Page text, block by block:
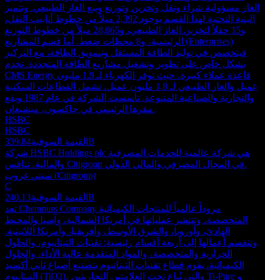
الغاز مسؤولية شراء ونقل وتخزين وتوزيع وبيع الغاز الطبيعي. وتتميز
البنية التحتية لهذا القسم بوجود 2,392 ميلاً من خطوط أنابيب النقل،
و15 حقلاً لتخزين الغاز الطبيعي، و28,065 ميلاً من خطوط التوزيع
الرئيسية، و8 محطات ضغط. أما قسم المشاريع (Enterprises)
فيتخصص في توليد الطاقة المستقل وتسويق الطاقة، مع التركيز
بشكل خاص على تطوير وتشغيل مشاريع الطاقة المتجددة. تخدم
CMS Energy قاعدة عملاء كبيرة، حيث توفر الكهرباء لـ 1.9 مليون
عميل والغاز الطبيعي لـ 1.8 مليون عميل، تشمل القطاعات السكنية
والتجارية والصناعية المتنوعة. تأسست الشركة في عام 1987 ويقع
مقرها الرئيسي في جاكسون، ميشيغان.
HSBC
HSBC
القيمة السوقية 339.84B
شركة HSBC Holdings plc هي شركة عالمية للخدمات المصرفية
والمالية، تنافس Citigroup في المجال المصرفي والمالي الدولي.
سيتي غروب (Citigroup)
C
القيمة السوقية 240.13B
تعد Chemours Company مزوداً عالمياً للمنتجات الكيميائية
المتخصصة، وتنتشر عملياتها في أمريكا الشمالية، وآسيا والمحيط
الهادئ، وأوروبا، والشرق الأوسط، وأفريقيا، وأمريكا اللاتينية.
وتنقسم أعمالها إلى أربعة أقسام رئيسية: تقنيات التيتانيوم، والحلول
الحرارية والمتخصصة، والمواد المتقدمة عالية الأداء، والحلول
الكيميائية. يقوم قطاع تقنيات التيتانيوم بتصنيع أصباغ ثاني أكسيد
التيتانيوم (TiO2)، والتي تُباع تحت العلامتين التجاريتين Ti-Pure و